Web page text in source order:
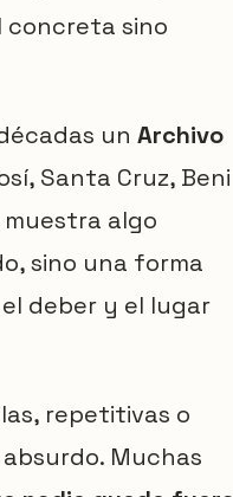
concreta sino
un Archivo
Santa Cruz, Beni
muestra algo
sino una forma
deber y el lugar
repetitivas o
Muchas